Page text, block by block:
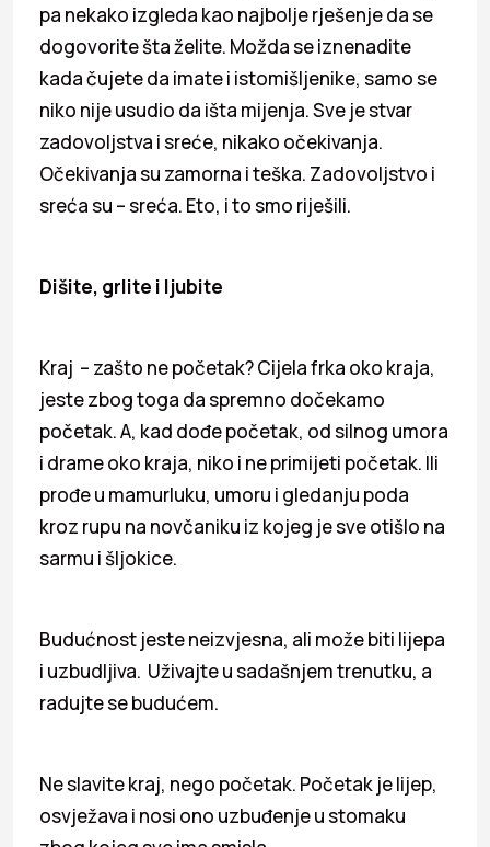
pa nekako izgleda kao najbolje rješenje da se
dogovorite šta želite. Možda se iznenadite
kada čujete da imate i istomišljenike, samo se
niko nije usudio da išta mijenja. Sve je stvar
zadovoljstva i sreće, nikako očekivanja.
Očekivanja su zamorna i teška. Zadovoljstvo i
sreća su – sreća. Eto, i to smo riješili.
Dišite, grlite i ljubite
Kraj – zašto ne početak? Cijela frka oko kraja,
jeste zbog toga da spremno dočekamo
početak. A, kad dođe početak, od silnog umora
i drame oko kraja, niko i ne primijeti početak. Ili
prođe u mamurluku, umoru i gledanju poda
kroz rupu na novčaniku iz kojeg je sve otišlo na
sarmu i šljokice.
Budućnost jeste neizvjesna, ali može biti lijepa
i uzbudljiva. Uživajte u sadašnjem trenutku, a
radujte se budućem.
Ne slavite kraj, nego početak. Početak je lijep,
osvježava i nosi ono uzbuđenje u stomaku